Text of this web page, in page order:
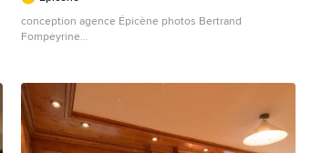
conception agence Épicène photos Bertrand
Fompeyrine
Holzschränken, Arbeitsplatte aus Fliesen,
Küchenrückwand in Grau, Elektrogeräten mit
Frontblende, Terrakottaboden, Kücheninsel, braunem
Boden und weißer Arbeitsplatte in Paris